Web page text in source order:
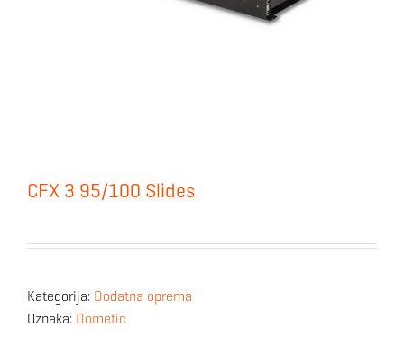
CFX 3 95/100 Slides
Kategorija: Dodatna oprema
Oznaka: Dometic